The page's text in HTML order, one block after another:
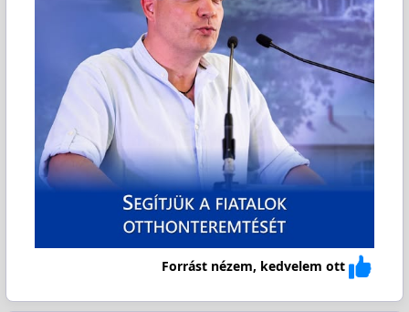
Forrást nézem, kedvelem ott